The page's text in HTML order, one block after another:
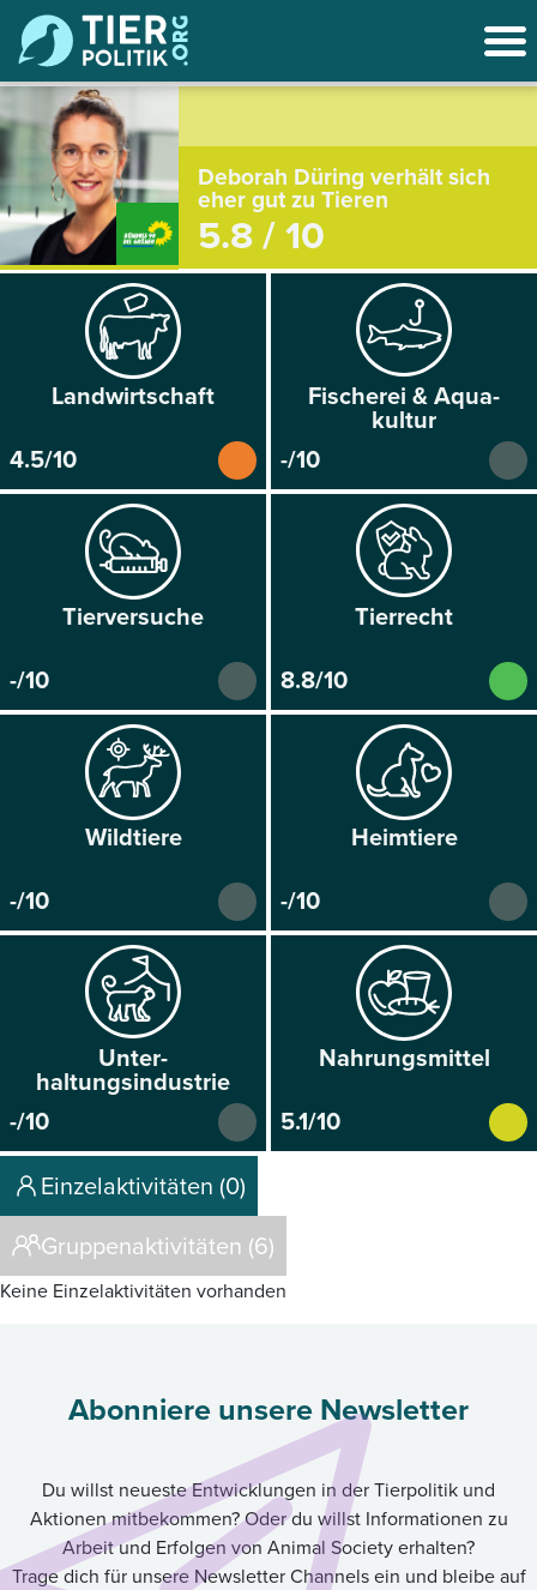
Deborah Düring verhält sich
eher gut zu Tieren
5.8 / 10
Land­wirtschaft
4.5/10
Fischerei & Aqua­
kultur
-/10
Tier­versuche
-/10
Tier­recht
8.8/10
Wild­tiere
-/10
Heim­tiere
-/10
Unter­
haltungsindustrie
-/10
Nahrungs­mittel
5.1/10
Einzelaktivitäten (0)
Gruppenaktivitäten (6)
Keine Einzelaktivitäten vorhanden
Abonniere unsere Newsletter
Du willst neueste Entwicklungen in der Tierpolitik und
Aktionen mitbekommen? Oder du willst Informationen zu
Arbeit und Erfolgen von Animal Society erhalten?
Trage dich für unsere Newsletter Channels ein und bleibe auf